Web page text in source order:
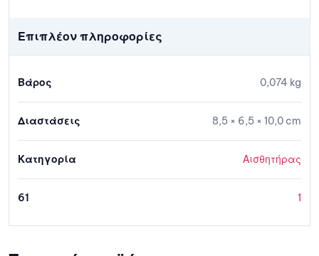
Επιπλέον πληροφορίες
Βάρος 0,074 kg
Διαστάσεις 8,5 × 6,5 × 10,0 cm
Κατηγορία Αισθητήρας
61 1